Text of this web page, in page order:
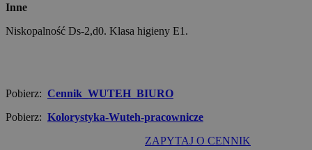
Inne
Niskopalność Ds-2,d0. Klasa higieny E1.
Pobierz: Cennik_WUTEH_BIURO
Pobierz: Kolorystyka-Wuteh-pracownicze
ZAPYTAJ O CENNIK